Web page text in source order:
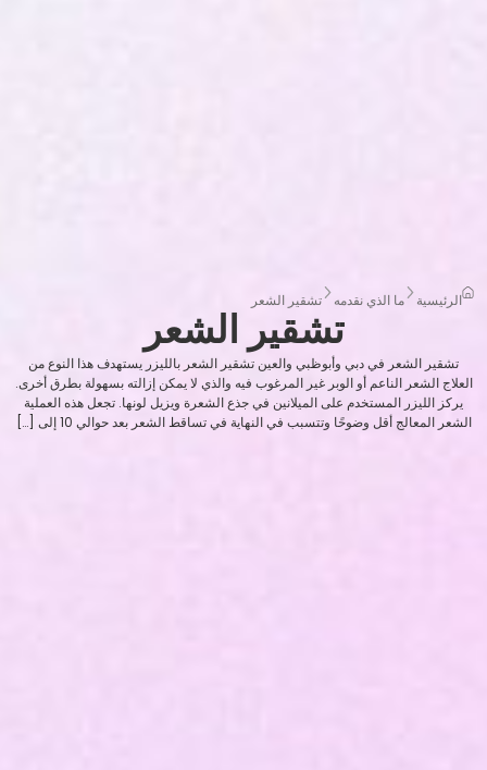
الرئيسية ما الذي نقدمه تشقير الشعر
تشقير الشعر
تشقير الشعر في دبي وأبوظبي والعين تشقير الشعر بالليزر يستهدف هذا النوع من
العلاج الشعر الناعم أو الوبر غير المرغوب فيه والذي لا يمكن إزالته بسهولة بطرق أخرى.
يركز الليزر المستخدم على الميلانين في جذع الشعرة ويزيل لونها. تجعل هذه العملية
الشعر المعالج أقل وضوحًا وتتسبب في النهاية في تساقط الشعر بعد حوالي 10 إلى […]